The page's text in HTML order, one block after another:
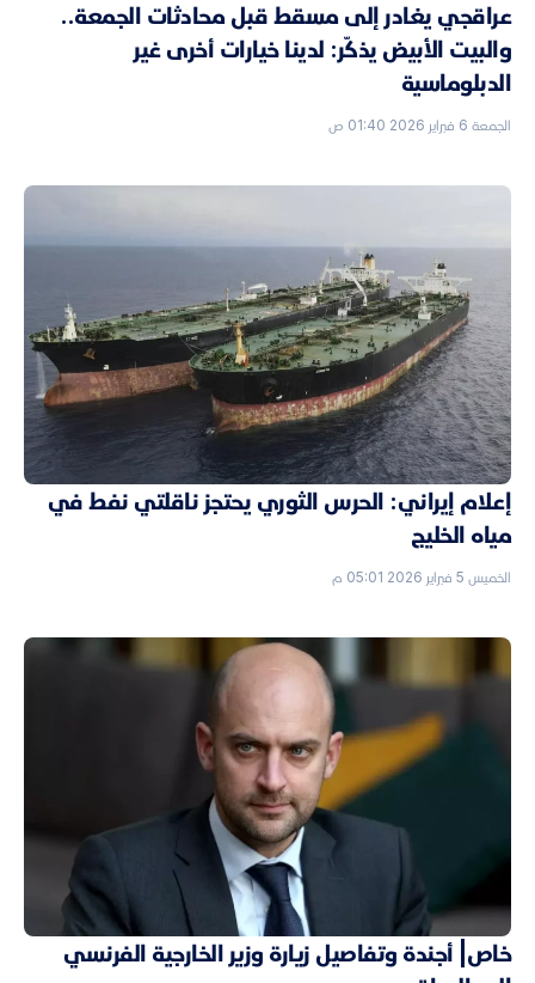
عراقجي يغادر إلى مسقط قبل محادثات الجمعة..
والبيت الأبيض يذكّر: لدينا خيارات أخرى غير
الدبلوماسية
الجمعة 6 فبراير 2026 01:40 ص
إعلام إيراني: الحرس الثوري يحتجز ناقلتي نفط في
مياه الخليج
الخميس 5 فبراير 2026 05:01 م
خاص| أجندة وتفاصيل زيارة وزير الخارجية الفرنسي